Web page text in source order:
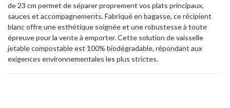
de 23 cm permet de séparer proprement vos plats principaux,
sauces et accompagnements. Fabriqué en bagasse, ce récipient
blanc offre une esthétique soignée et une robustesse à toute
épreuve pour la vente à emporter. Cette solution de vaisselle
jetable compostable est 100% biodégradable, répondant aux
exigences environnementales les plus strictes.